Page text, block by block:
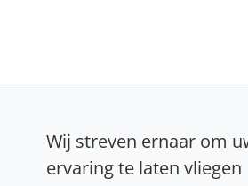
Wij streven ernaar om
ervaring te laten vliegen